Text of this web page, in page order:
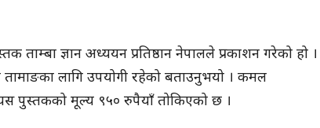
ताम्बा ज्ञान अध्ययन प्रतिष्ठान नेपालले प्रकाशन गरेको हो ।
लागि उपयोगी रहेको बताउनुभयो । कमल
पुस्तकको मूल्य ९५० रुपैयाँ तोकिएको छ ।